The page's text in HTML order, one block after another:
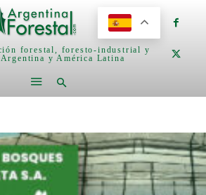
forestal, foresto-industrial y
y América Latina